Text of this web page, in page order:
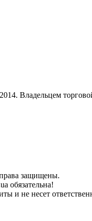
Владельцем
защищены.
обязательна!
и не несет